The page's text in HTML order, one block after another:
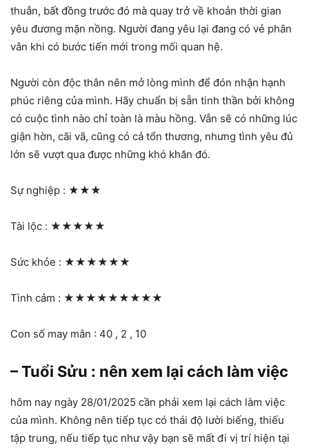
thuẫn, bất đồng trước đó mà quay trở về khoản thời gian
yêu đương mặn nồng. Người đang yêu lại đang có vẻ phân
vân khi có bước tiến mới trong mối quan hệ.
Người còn độc thân nên mở lòng mình để đón nhận hạnh
phúc riêng của mình. Hãy chuẩn bị sẵn tinh thần bởi không
có cuộc tình nào chỉ toàn là màu hồng. Vẫn sẽ có những lúc
giận hờn, cãi vã, cũng có cả tổn thương, nhưng tình yêu đủ
lớn sẽ vượt qua được những khó khăn đó.
Sự nghiệp : ★★★
Tài lộc : ★★★★★
Sức khỏe : ★★★★★★
Tình cảm : ★★★★★★★★★
Con số may mắn : 40 , 2 , 10
– Tuổi Sửu : nên xem lại cách làm việc
hôm nay ngày 28/01/2025 cần phải xem lại cách làm việc
của mình. Không nên tiếp tục có thái độ lười biếng, thiếu
tập trung, nếu tiếp tục như vậy bạn sẽ mất đi vị trí hiện tại